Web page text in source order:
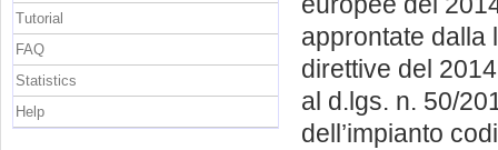
approntate dalla
direttive del
al d.lgs. n. 50/
dell’impianto
Tutorial
FAQ
Statistics
Help